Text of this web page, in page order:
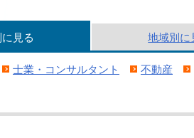
に見る 地域別 に
士業・コンサルタント 不動産